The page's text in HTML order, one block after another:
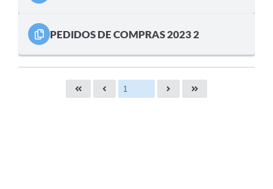
PEDIDOS DE COMPRAS 2023 2